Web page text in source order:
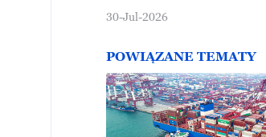
gospodarki
30-Jul-2026
POWIĄZANE TEMATY